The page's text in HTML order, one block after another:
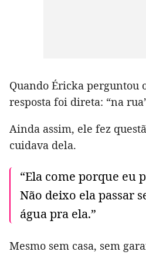
Quando Éricka perguntou
resposta foi direta: “na
Ainda assim, ele fez
cuidava dela.
“Ela come porque eu
Não deixo ela passar
água pra ela.”
Mesmo sem casa, sem